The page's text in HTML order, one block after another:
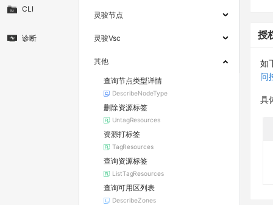
CLI
诊断
灵骏节点
灵骏Vsc
其他
查询节点类型详情
DescribeNodeType
删除资源标签
UntagResources
资源打标签
TagResources
查询资源标签
ListTagResources
查询可用区列表
DescribeZones
授
如
问
具